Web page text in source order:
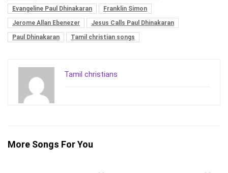
Evangeline Paul Dhinakaran
Franklin Simon
Jerome Allan Ebenezer
Jesus Calls Paul Dhinakaran
Paul Dhinakaran
Tamil christian songs
Tamil christians
More Songs For You